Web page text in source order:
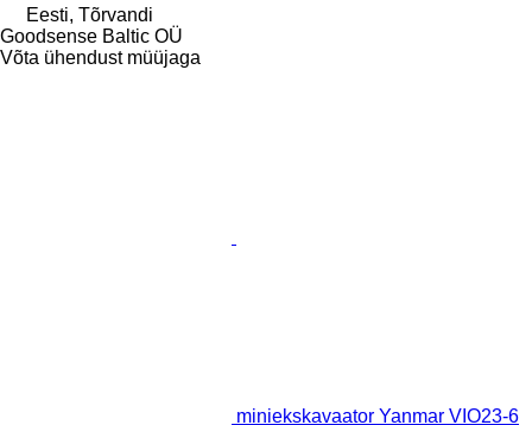
Eesti, Tõrvandi
Goodsense Baltic OÜ
Võta ühendust müüjaga
miniekskavaator Yanmar VIO23-6